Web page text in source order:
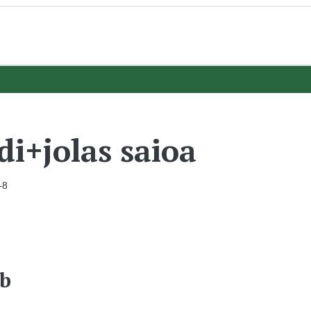
saioa